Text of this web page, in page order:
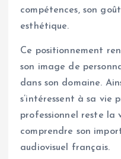
compétences, son
esthétique.
Ce positionnement
son image de
dans son domaine.
s’intéressent à sa vie
professionnel reste la
comprendre son
audiovisuel français.